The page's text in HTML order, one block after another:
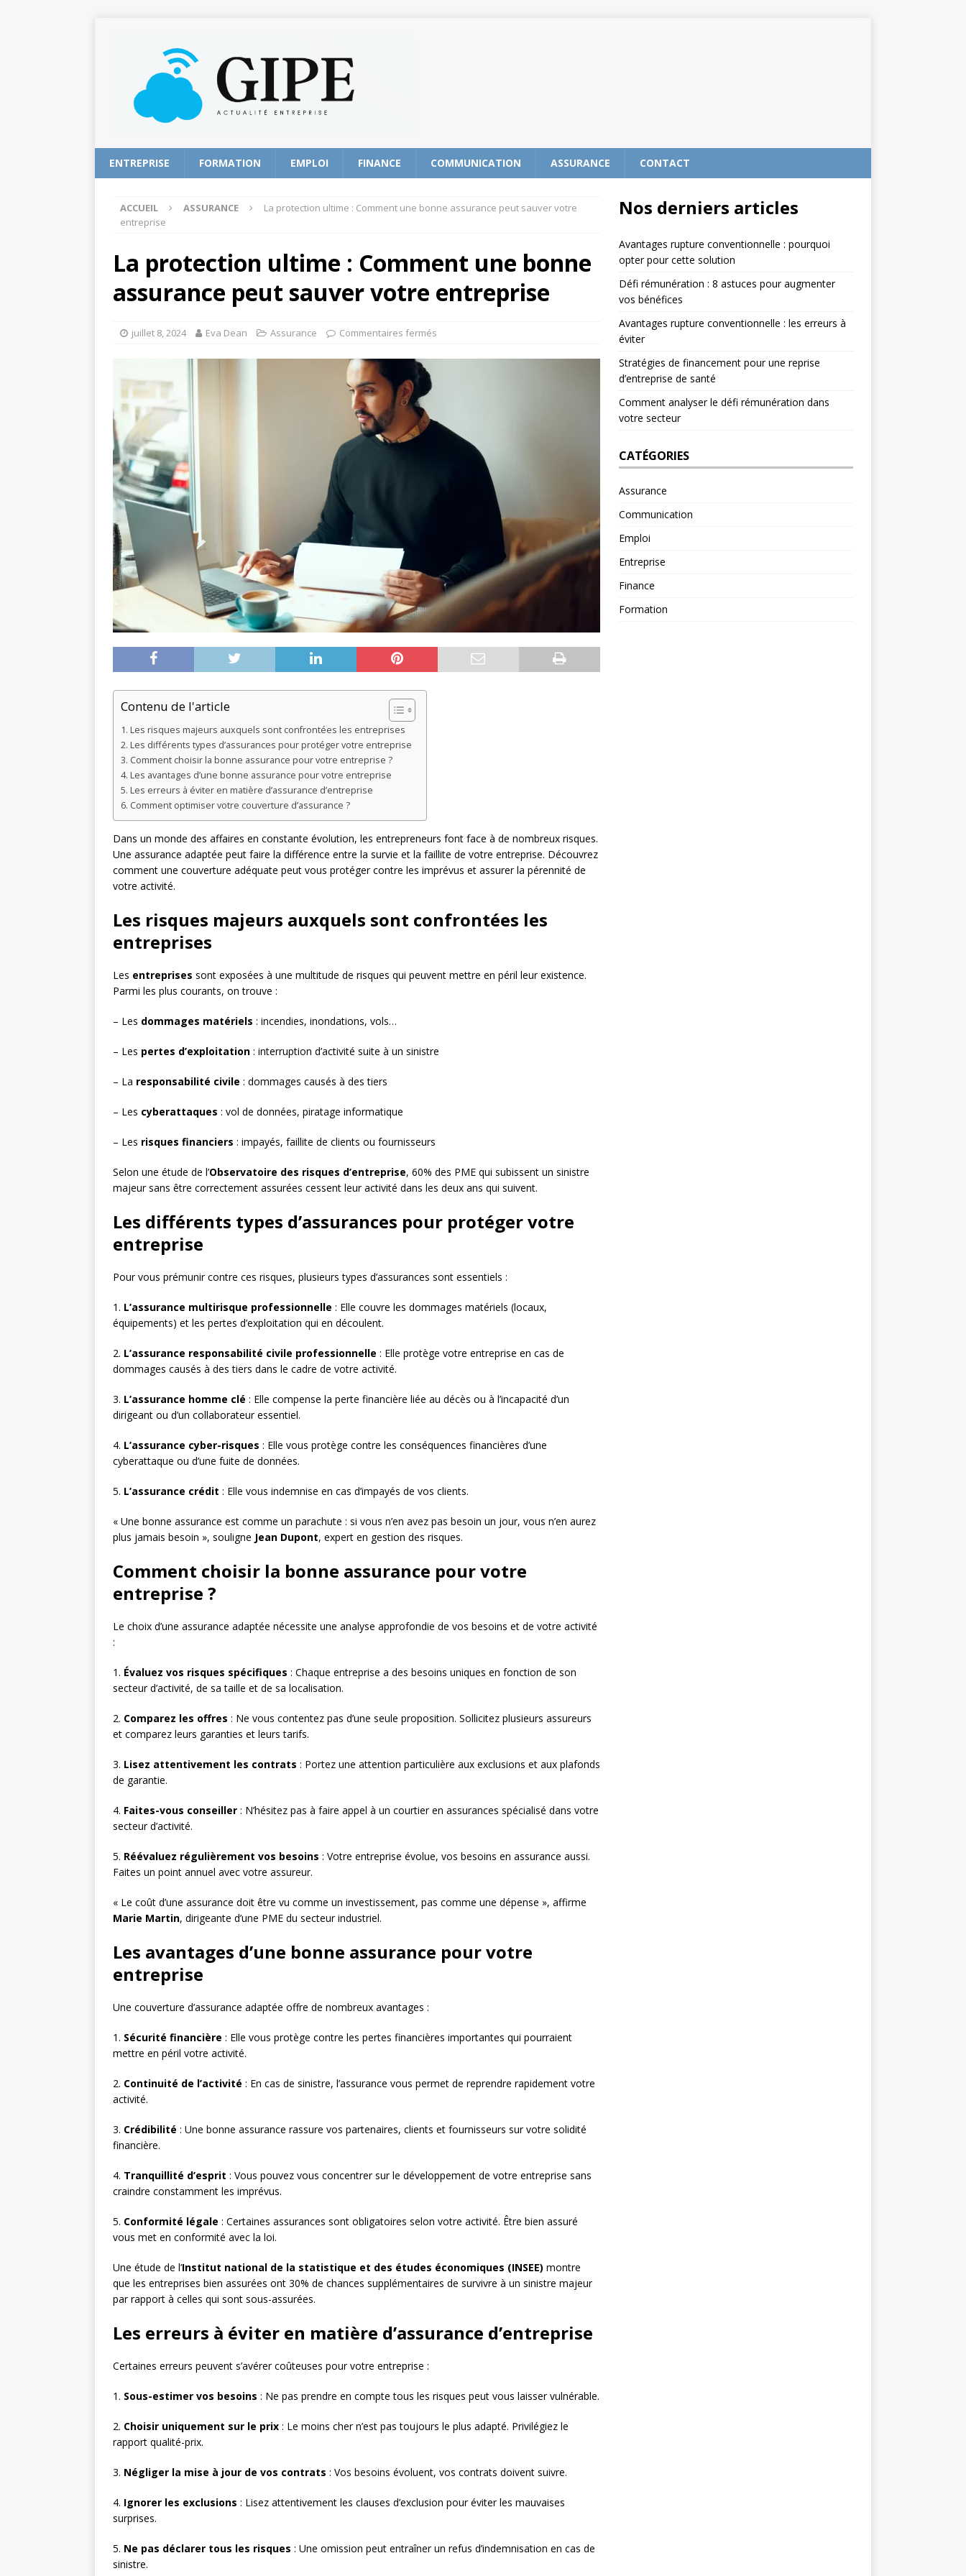
ENTREPRISE FORMATION EMPLOI FINANCE COMMUNICATION ASSURANCE CONTACT
ACCUEIL ASSURANCE
La protection ultime : Comment une bonne assurance peut sauver votre
entreprise
La protection ultime : Comment une bonne
assurance peut sauver votre entreprise
juillet 8, 2024 Eva Dean Assurance Commentaires fermés
Contenu de l'article
Les risques majeurs auxquels sont confrontées les entreprises
Les différents types d’assurances pour protéger votre entreprise
Comment choisir la bonne assurance pour votre entreprise ?
Les avantages d’une bonne assurance pour votre entreprise
Les erreurs à éviter en matière d’assurance d’entreprise
Comment optimiser votre couverture d’assurance ?
Dans un monde des affaires en constante évolution, les entrepreneurs font face à de nombreux risques.
Une assurance adaptée peut faire la différence entre la survie et la faillite de votre entreprise. Découvrez
comment une couverture adéquate peut vous protéger contre les imprévus et assurer la pérennité de
votre activité.
Les risques majeurs auxquels sont confrontées les
entreprises
Les entreprises sont exposées à une multitude de risques qui peuvent mettre en péril leur existence.
Parmi les plus courants, on trouve :
– Les dommages matériels : incendies, inondations, vols…
– Les pertes d’exploitation : interruption d’activité suite à un sinistre
– La responsabilité civile : dommages causés à des tiers
– Les cyberattaques : vol de données, piratage informatique
– Les risques financiers : impayés, faillite de clients ou fournisseurs
Selon une étude de l’Observatoire des risques d’entreprise, 60% des PME qui subissent un sinistre
majeur sans être correctement assurées cessent leur activité dans les deux ans qui suivent.
Les différents types d’assurances pour protéger votre
entreprise
Pour vous prémunir contre ces risques, plusieurs types d’assurances sont essentiels :
1. L’assurance multirisque professionnelle : Elle couvre les dommages matériels (locaux,
équipements) et les pertes d’exploitation qui en découlent.
2. L’assurance responsabilité civile professionnelle : Elle protège votre entreprise en cas de
dommages causés à des tiers dans le cadre de votre activité.
3. L’assurance homme clé : Elle compense la perte financière liée au décès ou à l’incapacité d’un
dirigeant ou d’un collaborateur essentiel.
4. L’assurance cyber-risques : Elle vous protège contre les conséquences financières d’une
cyberattaque ou d’une fuite de données.
5. L’assurance crédit : Elle vous indemnise en cas d’impayés de vos clients.
« Une bonne assurance est comme un parachute : si vous n’en avez pas besoin un jour, vous n’en aurez
plus jamais besoin », souligne Jean Dupont, expert en gestion des risques.
Comment choisir la bonne assurance pour votre
entreprise ?
Le choix d’une assurance adaptée nécessite une analyse approfondie de vos besoins et de votre activité
:
1. Évaluez vos risques spécifiques : Chaque entreprise a des besoins uniques en fonction de son
secteur d’activité, de sa taille et de sa localisation.
2. Comparez les offres : Ne vous contentez pas d’une seule proposition. Sollicitez plusieurs assureurs
et comparez leurs garanties et leurs tarifs.
3. Lisez attentivement les contrats : Portez une attention particulière aux exclusions et aux plafonds
de garantie.
4. Faites-vous conseiller : N’hésitez pas à faire appel à un courtier en assurances spécialisé dans votre
secteur d’activité.
5. Réévaluez régulièrement vos besoins : Votre entreprise évolue, vos besoins en assurance aussi.
Faites un point annuel avec votre assureur.
« Le coût d’une assurance doit être vu comme un investissement, pas comme une dépense », affirme
Marie Martin, dirigeante d’une PME du secteur industriel.
Les avantages d’une bonne assurance pour votre
entreprise
Une couverture d’assurance adaptée offre de nombreux avantages :
1. Sécurité financière : Elle vous protège contre les pertes financières importantes qui pourraient
mettre en péril votre activité.
2. Continuité de l’activité : En cas de sinistre, l’assurance vous permet de reprendre rapidement votre
activité.
3. Crédibilité : Une bonne assurance rassure vos partenaires, clients et fournisseurs sur votre solidité
financière.
4. Tranquillité d’esprit : Vous pouvez vous concentrer sur le développement de votre entreprise sans
craindre constamment les imprévus.
5. Conformité légale : Certaines assurances sont obligatoires selon votre activité. Être bien assuré
vous met en conformité avec la loi.
Une étude de l’Institut national de la statistique et des études économiques (INSEE) montre
que les entreprises bien assurées ont 30% de chances supplémentaires de survivre à un sinistre majeur
par rapport à celles qui sont sous-assurées.
Les erreurs à éviter en matière d’assurance d’entreprise
Certaines erreurs peuvent s’avérer coûteuses pour votre entreprise :
1. Sous-estimer vos besoins : Ne pas prendre en compte tous les risques peut vous laisser vulnérable.
2. Choisir uniquement sur le prix : Le moins cher n’est pas toujours le plus adapté. Privilégiez le
rapport qualité-prix.
3. Négliger la mise à jour de vos contrats : Vos besoins évoluent, vos contrats doivent suivre.
4. Ignorer les exclusions : Lisez attentivement les clauses d’exclusion pour éviter les mauvaises
surprises.
5. Ne pas déclarer tous les risques : Une omission peut entraîner un refus d’indemnisation en cas de
sinistre.
Nos derniers articles
Avantages rupture conventionnelle : pourquoi
opter pour cette solution
Défi rémunération : 8 astuces pour augmenter
vos bénéfices
Avantages rupture conventionnelle : les erreurs à
éviter
Stratégies de financement pour une reprise
d’entreprise de santé
Comment analyser le défi rémunération dans
votre secteur
CATÉGORIES
Assurance
Communication
Emploi
Entreprise
Finance
Formation